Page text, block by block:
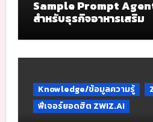
Sample Prompt
สำหรับธุรกิจอาหารเสริม
Knowledge/ข้อมูลความรู้
ฟีเจอร์ยอดฮิต ZWIZ.AI